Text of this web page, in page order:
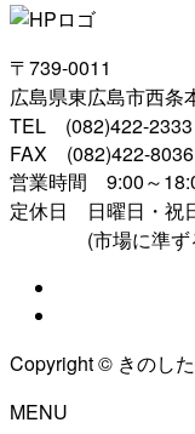
〒739-0011
広島県東広島市西条
TEL (082)422-2333
FAX (082)422-8036
営業時間 9:00～
定休日 日曜日・祝
(市場に準ず
Copyright © きのし
MENU